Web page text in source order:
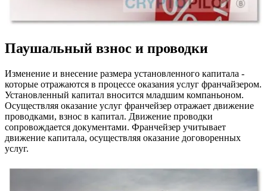
Паушальный взнос и проводки
Изменение и внесение размера установленного капитала -
которые отражаются в процессе оказания услуг франчайзером.
Установленный капитал вносится младшим компаньоном.
Осуществляя оказание услуг франчейзер отражает движение
проводками, взнос в капитал. Движение проводки
сопровождается документами. Франчейзер учитывает
движение капитала, осуществляя оказание договоренных
услуг.